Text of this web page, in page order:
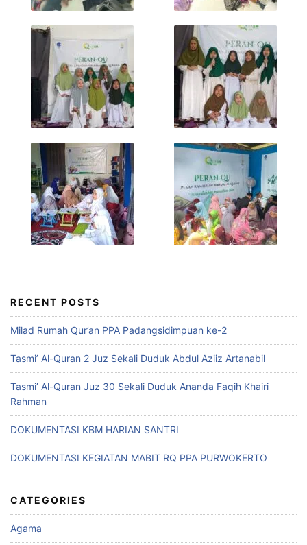
RECENT POSTS
Milad Rumah Qur’an PPA Padangsidimpuan ke-2
Tasmi’ Al-Quran 2 Juz Sekali Duduk Abdul Aziiz Artanabil
Tasmi’ Al-Quran Juz 30 Sekali Duduk Ananda Faqih Khairi
Rahman
DOKUMENTASI KBM HARIAN SANTRI
DOKUMENTASI KEGIATAN MABIT RQ PPA PURWOKERTO
CATEGORIES
Agama